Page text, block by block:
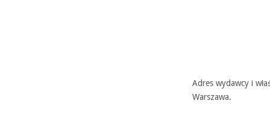
Adres wydawcy i
Warszawa.